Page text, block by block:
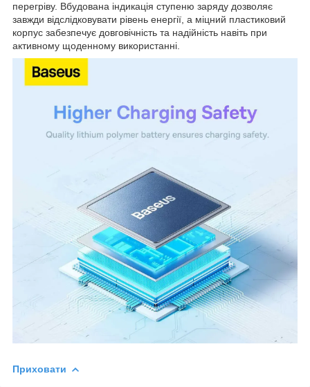
перегріву. Вбудована індикація ступеню заряду дозволяє
завжди відслідковувати рівень енергії, а міцний пластиковий
корпус забезпечує довговічність та надійність навіть при
активному щоденному використанні.
Приховати